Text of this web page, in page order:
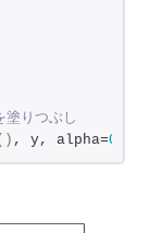
りつぶし
, y, alpha=0.5